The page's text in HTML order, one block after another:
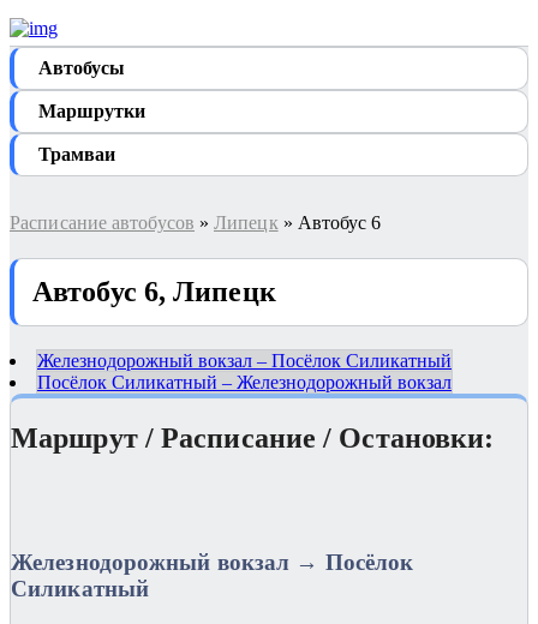
Автобуcы
Маршрутки
Трамваи
Расписание автобусов » Липецк » Автобус 6
Автобус 6, Липецк
Железнодорожный вокзал – Посёлок Силикатный
Посёлок Силикатный – Железнодорожный вокзал
Маршрут / Расписание / Остановки:
Железнодорожный вокзал → Посёлок
Силикатный